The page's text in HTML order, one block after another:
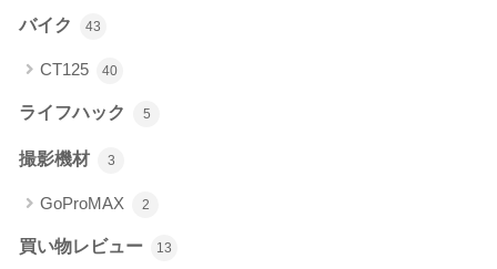
バイク 43
CT125 40
ライフハック 5
撮影機材 3
GoProMAX 2
買い物レビュー 13